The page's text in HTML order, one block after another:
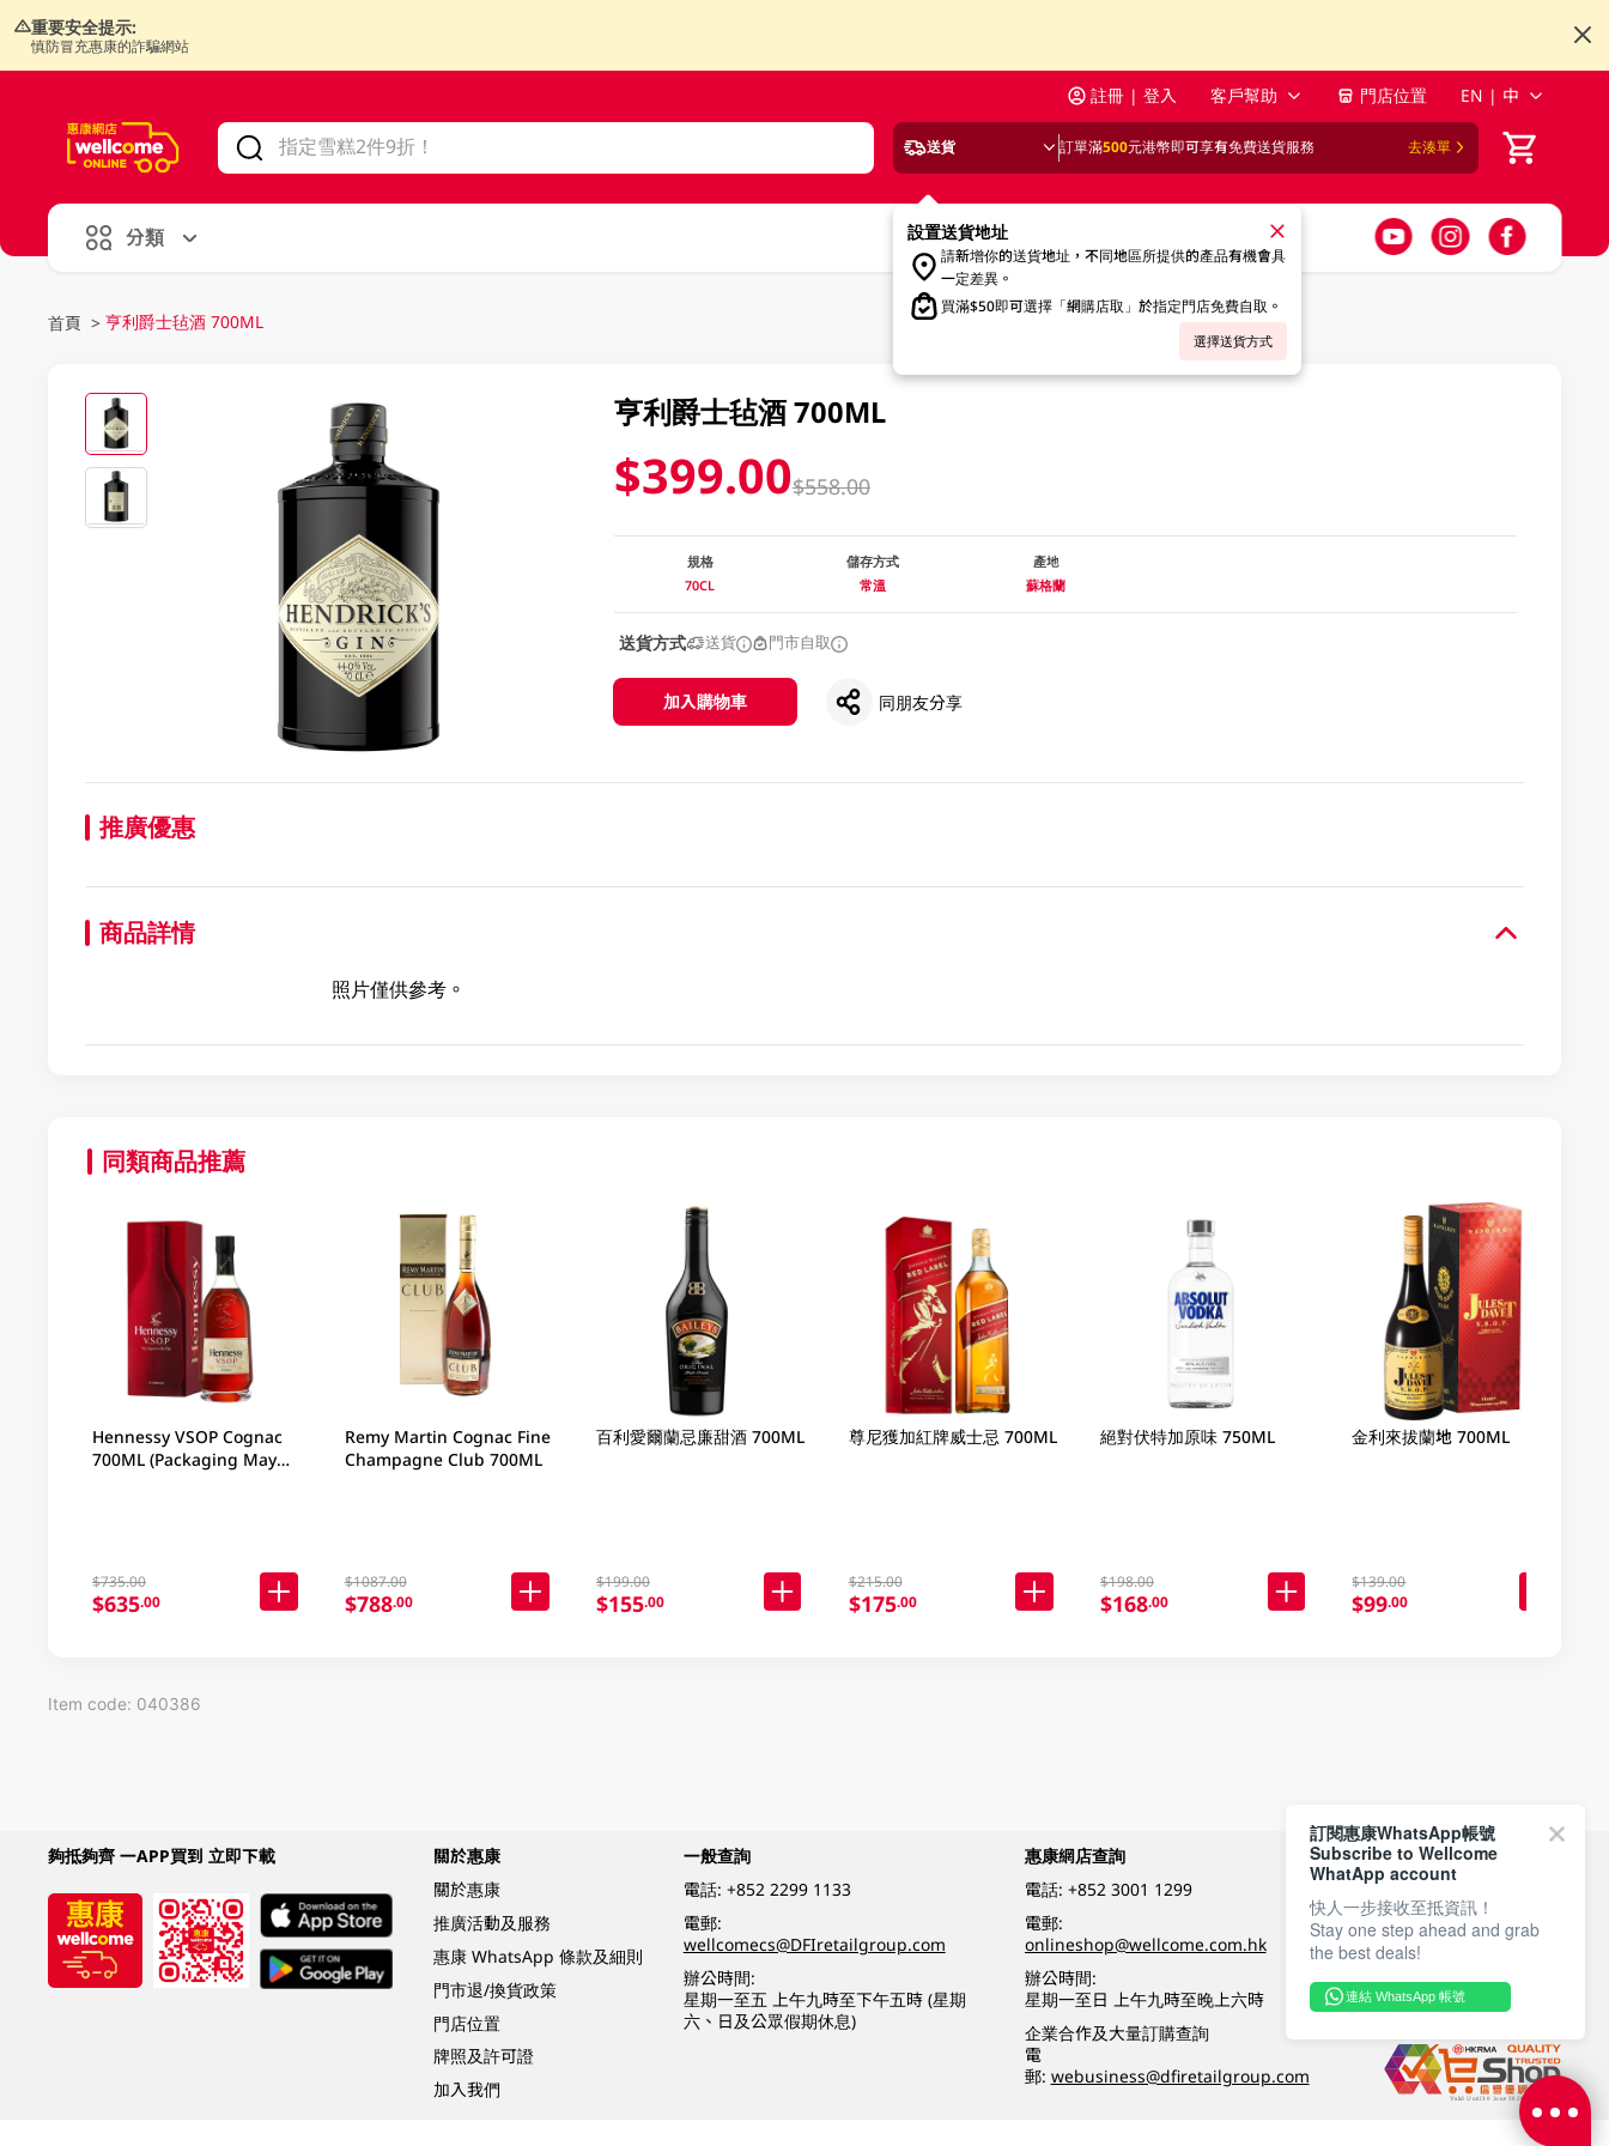
重要安全提示:
慎防冒充惠康的詐騙網站
註冊 | 登入 客戶幫助 門店位置 EN | 中
送貨 訂單滿500元港幣即可享有免費送貨服務 去湊單
設置送貨地址
請新增你的送貨地址，不同地區所提供的產品有機會具
一定差異。
買滿$50即可選擇「網購店取」於指定門店免費自取。
選擇送貨方式
分類
首頁 > 亨利爵士毡酒 700ML
亨利爵士毡酒 700ML
$399.00$558.00
規格
70CL
儲存方式
常溫
產地
蘇格蘭
送貨方式 送貨 門市自取
加入購物車 同朋友分享
推廣優惠
商品詳情
照片僅供參考。
同類商品推薦
Hennessy VSOP Cognac
700ML (Packaging May
$735.00
$635.00
Remy Martin Cognac Fine
Champagne Club 700ML
$1087.00
$788.00
百利愛爾蘭忌廉甜酒 700ML
$199.00
$155.00
尊尼獲加紅牌威士忌 700ML
$215.00
$175.00
絕對伏特加原味 750ML
$198.00
$168.00
金利來拔蘭地 700ML
$139.00
$99.00
Item code: 040386
夠抵夠齊 一APP買到 立即下載
關於惠康
關於惠康
推廣活動及服務
惠康 WhatsApp 條款及細則
門市退/換貨政策
門店位置
牌照及許可證
加入我們
一般查詢
電話: +852 2299 1133
電郵:
wellcomecs@DFIretailgroup.com
辦公時間:
星期一至五 上午九時至下午五時 (星期
六、日及公眾假期休息)
惠康網店查詢
電話: +852 3001 1299
電郵:
onlineshop@wellcome.com.hk
辦公時間:
星期一至日 上午九時至晚上六時
企業合作及大量訂購查詢
電
郵: webusiness@dfiretailgroup.com
付款方式
關注我們
訂閱惠康WhatsApp帳號
Subscribe to Wellcome
WhatApp account
快人一步接收至抵資訊！
Stay one step ahead and grab
the best deals!
連結 WhatsApp 帳號